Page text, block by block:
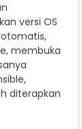
versi OS
membuka
diterapkan